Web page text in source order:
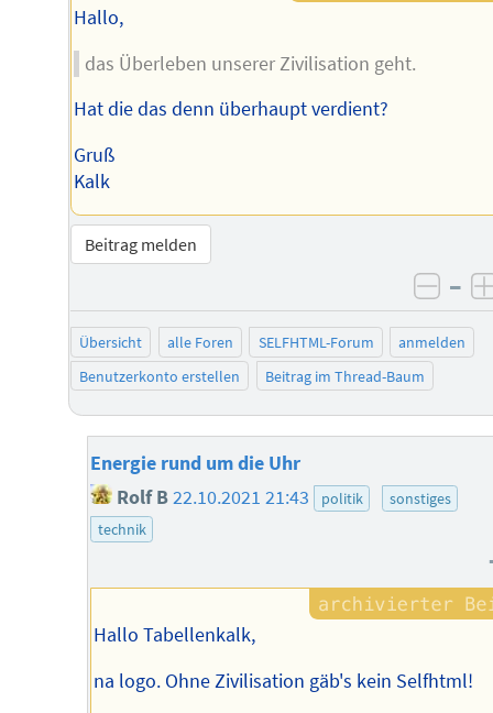
Hallo,
das Überleben unserer Zivilisation geht.
Hat die das denn überhaupt verdient?
Gruß
Kalk
Beitrag melden
–
Übersicht alle Foren SELFHTML-Forum
anmelden
Benutzerkonto erstellen
Beitrag im Thread-Baum
Energie rund um die Uhr
Rolf B22.10.2021 21:43 politik
sonstiges
technik
Hallo Tabellenkalk,
na logo. Ohne Zivilisation gäb's kein Selfhtml!